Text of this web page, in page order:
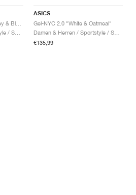
ASICS
Gel-NYC 2.0 "White & Oatmeal"
Damen & Herren / Sportstyle / Schuhe
€135,99